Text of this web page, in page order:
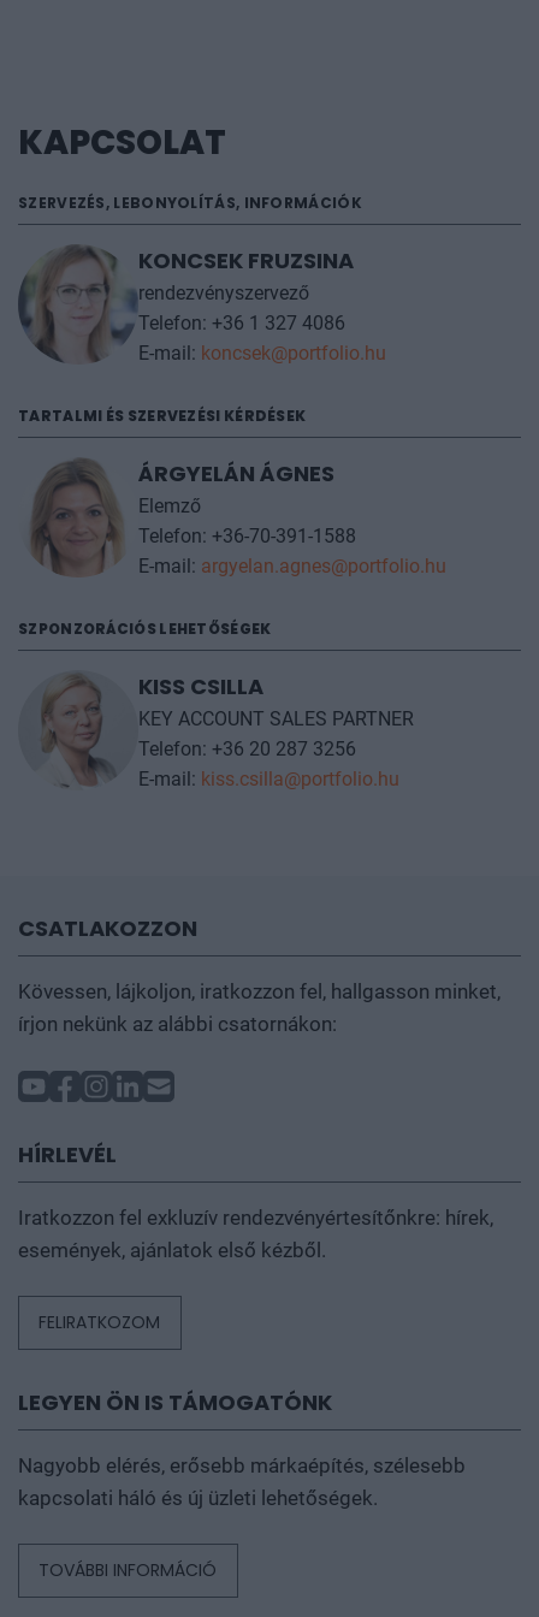
KAPCSOLAT
SZERVEZÉS, LEBONYOLÍTÁS, INFORMÁCIÓK
KONCSEK FRUZSINA
rendezvényszervező
Telefon: +36 1 327 4086
E-mail: koncsek@portfolio.hu
TARTALMI ÉS SZERVEZÉSI KÉRDÉSEK
ÁRGYELÁN ÁGNES
Elemző
Telefon: +36-70-391-1588
E-mail: argyelan.agnes@portfolio.hu
SZPONZORÁCIÓS LEHETŐSÉGEK
KISS CSILLA
KEY ACCOUNT SALES PARTNER
Telefon: +36 20 287 3256
E-mail: kiss.csilla@portfolio.hu
CSATLAKOZZON
Kövessen, lájkoljon, iratkozzon fel, hallgasson minket,
írjon nekünk az alábbi csatornákon:
HÍRLEVÉL
Iratkozzon fel exkluzív rendezvényértesítőnkre: hírek,
események, ajánlatok első kézből.
FELIRATKOZOM
LEGYEN ÖN IS TÁMOGATÓNK
Nagyobb elérés, erősebb márkaépítés, szélesebb
kapcsolati háló és új üzleti lehetőségek.
TOVÁBBI INFORMÁCIÓ